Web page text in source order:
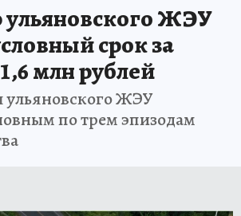
ЖЭУ
срок за
млн рублей
ульяновского ЖЭУ
по трем эпизодам